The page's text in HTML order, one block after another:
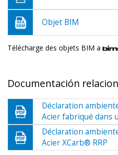
Objet BIM
Télécharge des objets BIM a
Documentación
Déclaration
Acier fabriqué dans
Déclaration
Acier XCarb® RRP